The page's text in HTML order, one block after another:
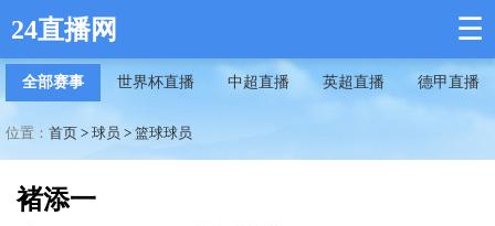
24直播网 ☰
全部赛事 世界杯直播 中超直播 英超直播 德甲直播
位置： 首页 > 球员 > 篮球球员
褚添一